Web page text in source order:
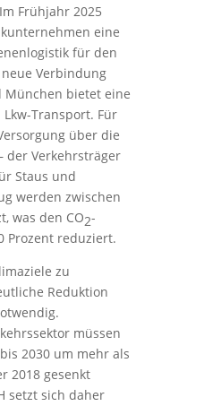
Frühjahr 2025
eine
für den
Verbindung
München bietet eine
Transport. Für
über die
der Verkehrsträger
Staus und
werden zwischen
was den CO2-
Prozent reduziert.
zu
Reduktion
müssen
2030 um mehr als
2018 gesenkt
setzt sich daher